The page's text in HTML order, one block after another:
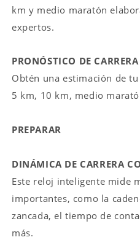
km y medio maratón
expertos.
PRONÓSTICO DE CARRERA
Obtén una estimación de
5 km, 10 km, medio
PREPARAR
DINÁMICA DE CARRERA
Este reloj inteligente mide
importantes, como la
zancada, el tiempo de
más.